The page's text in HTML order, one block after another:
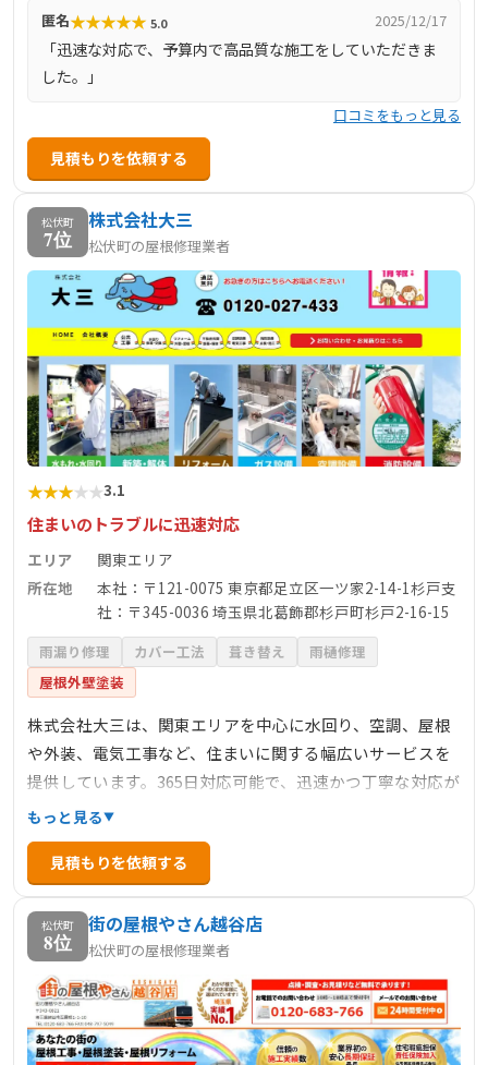
匿名★★★★★ 5.0 2025/12/17
「迅速な対応で、予算内で高品質な施工をしていただきま
した。」
口コミをもっと見る
見積もりを依頼する
松伏町
7位
株式会社大三
松伏町の屋根修理業者
★★★★★3.1
住まいのトラブルに迅速対応
エリア
関東エリア
所在地
本社：〒121-0075 東京都足立区一ツ家2-14-1杉戸支
社：〒345-0036 埼玉県北葛飾郡杉戸町杉戸2-16-15
雨漏り修理 カバー工法 葺き替え
雨樋修理
屋根外壁塗装
株式会社大三は、関東エリアを中心に水回り、空調、屋根
や外装、電気工事など、住まいに関する幅広いサービスを
提供しています。365日対応可能で、迅速かつ丁寧な対応が
特徴です。特に、トイレやキッチン、浴室などの水回りの
トラブルから、屋根や外壁の修理、空調設備の不具合、電
気工事まで、多岐にわたる業務を手掛けています。杉戸支
社を埼玉県北葛飾郡杉戸町に構えており、地域密着型のサ
ービスを展開しています。住まいのトラブルやリフォーム
の相談など、どんな小さなことでも気軽に相談できる頼れ
るパートナーです。
もっと見る
見積もりを依頼する
松伏町
8位
街の屋根やさん越谷店
松伏町の屋根修理業者